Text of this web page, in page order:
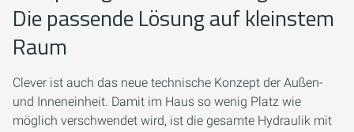
Die passende Lösung auf kleinstem
Raum
Clever ist auch das neue technische Konzept der Außen-
und Inneneinheit. Damit im Haus so wenig Platz wie
möglich verschwendet wird, ist die gesamte Hydraulik mit